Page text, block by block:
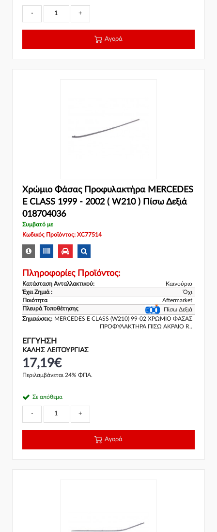
- +
Αγορά
Χρώμιο Φάσας Προφυλακτήρα MERCEDES
E CLASS 1999 - 2002 ( W210 ) Πίσω Δεξιά
018704036
Συμβατό με
Κωδικός Προϊόντος: XC77514
Πληροφορίες Προϊόντος:
Κατάσταση Ανταλλακτικού:
Καινούριο
Έχει Ζημιά :
Όχι
Ποιότητα
Aftermarket
Πλευρά Τοποθέτησης
Πίσω Δεξιά
Σημειώσεις: MERCEDES E CLASS (W210) 99-02 ΧΡΩΜΙΟ ΦΑΣΑΣ
ΠΡΟΦΥΛΑΚΤΗΡΑ ΠΙΣΩ ΑΚΡΑΙΟ R..
ΕΓΓΎΗΣΗ
ΚΑΛΗΣ ΛΕΙΤΟΥΡΓΙΑΣ
17,19€
Περιλαμβάνεται 24% ΦΠΑ.
Σε απόθεμα
- +
Αγορά